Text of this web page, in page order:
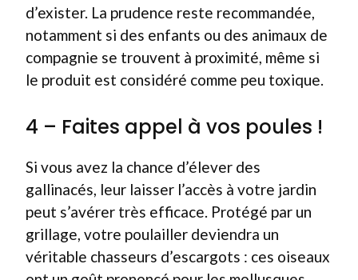
d’exister. La prudence reste recommandée,
notamment si des enfants ou des animaux de
compagnie se trouvent à proximité, même si
le produit est considéré comme peu toxique.
4 – Faites appel à vos poules !
Si vous avez la chance d’élever des
gallinacés, leur laisser l’accès à votre jardin
peut s’avérer très efficace. Protégé par un
grillage, votre poulailler deviendra un
véritable chasseurs d’escargots : ces oiseaux